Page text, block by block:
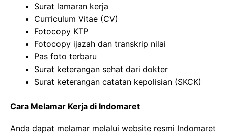
Surat lamaran kerja
Curriculum Vitae (CV)
Fotocopy KTP
Fotocopy ijazah dan transkrip nilai
Pas foto terbaru
Surat keterangan sehat dari dokter
Surat keterangan catatan kepolisian (SKCK)
Cara Melamar Kerja di Indomaret
Anda dapat melamar melalui website resmi Indomaret